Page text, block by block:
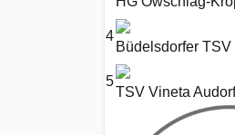
4
Büdelsdorfer TSV
5
TSV Vineta Audorf